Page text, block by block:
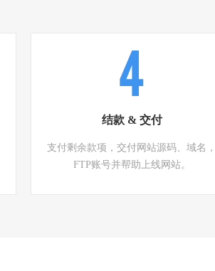
4
结款 & 交付
支付剩余款项，交付网站源码、域名，
FTP账号并帮助上线网站。